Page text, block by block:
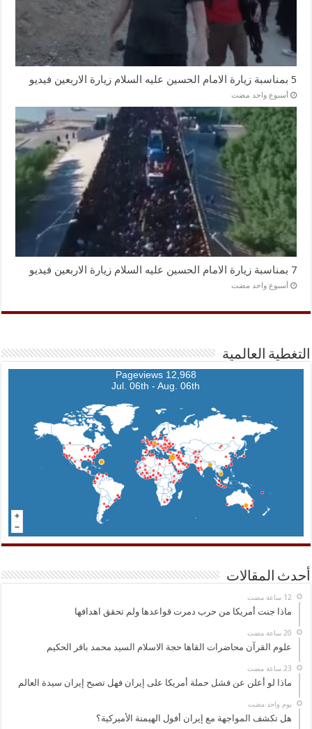
5 بمناسبة زيارة الامام الحسين عليه السلام زيارة الاربعين فيديو
‏أسبوع واحد مضت
7 بمناسبة زيارة الامام الحسين عليه السلام زيارة الاربعين فيديو
‏أسبوع واحد مضت
التغطية العالمية
12,968 Pageviews
Jul. 06th - Aug. 06th
أحدث المقالات
ماذا جنت أمريكا من حرب دمرت قواعدها ولم تحقق اهدافها
علوم القرآن محاضرات القاها حجة الاسلام السيد محمد باقر الحكيم
ماذا لو أعلن عن فشل حملة أمريكا على إيران فهل تصبح إيران سيدة العالم
‏يوم واحد مضت
هل تكشف المواجهة مع إيران أفول الهيمنة الأميركية؟